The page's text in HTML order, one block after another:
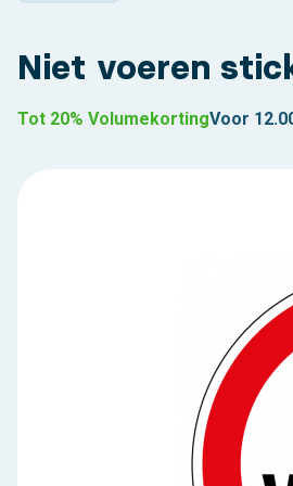
Niet voeren
Tot 20% VolumekortingVoor